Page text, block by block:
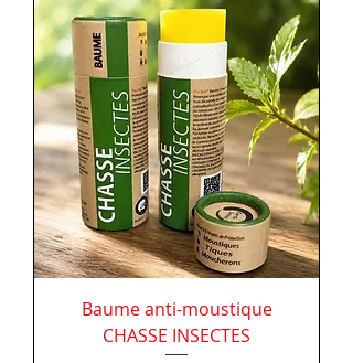
Baume anti-moustique
CHASSE INSECTES